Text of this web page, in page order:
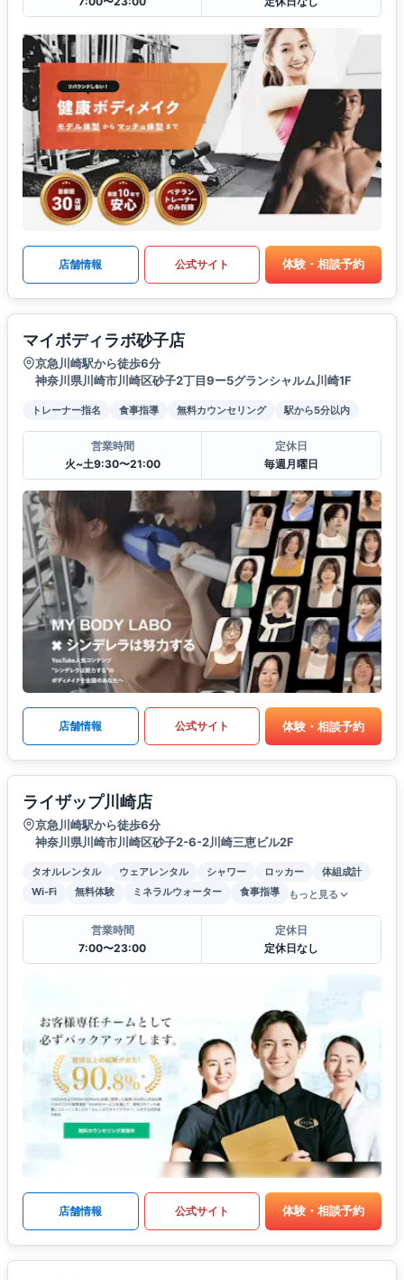
店舗情報 公式サイト 体験・相談予約
マイボディラボ砂子店
京急川崎駅から徒歩6分
神奈川県川崎市川崎区砂子2丁目9ー5グランシャルム川崎1F
トレーナー指名 食事指導 無料カウンセリング 駅から5分以内
営業時間
火~土9:30〜21:00
定休日
毎週月曜日
店舗情報 公式サイト 体験・相談予約
ライザップ川崎店
京急川崎駅から徒歩6分
神奈川県川崎市川崎区砂子2-6-2川崎三恵ビル2F
タオルレンタル ウェアレンタル シャワー ロッカー
体組成計
Wi-Fi
無料体験 ミネラルウォーター 食事指導 もっと見る
営業時間
7:00〜23:00
定休日
定休日なし
店舗情報 公式サイト 体験・相談予約